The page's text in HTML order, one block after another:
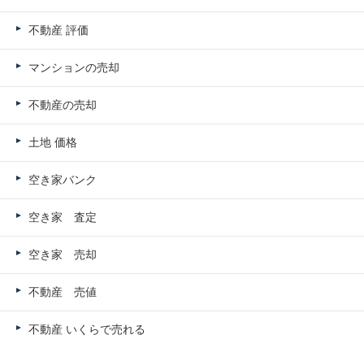
不動産 評価
マンションの売却
不動産の売却
土地 価格
空き家バンク
空き家 査定
空き家 売却
不動産 売値
不動産 いくらで売れる